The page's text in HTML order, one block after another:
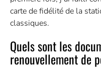
carte de fidélité de la
classiques.
Quels sont les
renouvellement de